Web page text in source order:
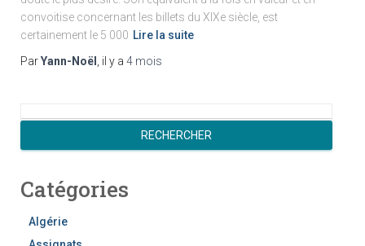
convoitise concernant les billets du XIXe siècle, est
certainement le 5 000 Lire la suite
ParYann-Noël , il y a 4 mois
c
e
RECHERCHER
Catégories
Algérie